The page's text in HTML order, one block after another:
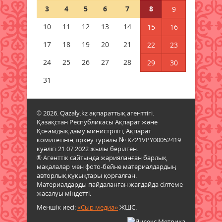
Мерейі үстем мәдени мекен
Шырайы артқан шағын қала
Ел игілігі жолындағы еңбек
бағаланып, құрылысшыларға
құрмет көрсетілді
07 тамыз 2026 ж. 25
3
4 5 6 7 8
9
10
11 12 13 14 15
16
17
18 19 20 21 22
23
24
25 26 27 28 29
30
31
© 2026. Qazaly.kz ақпараттық агенттігі.
Қазақстан Республикасы Ақпарат және
Қоғамдық даму министрлігі, Ақпарат
комитетінің тіркеу туралы № KZ21VPY00052419
куәлігі 21.07.2022 жылы берілген.
® Агенттік сайтында жарияланған барлық
мақалалар мен фото-бейне материалдардың
авторлық құқықтары қорғалған.
Материалдарды пайдаланған жағдайда сілтеме
жасалуы міндетті.
Меншік иесі:«Сыр медиа»ЖШС.